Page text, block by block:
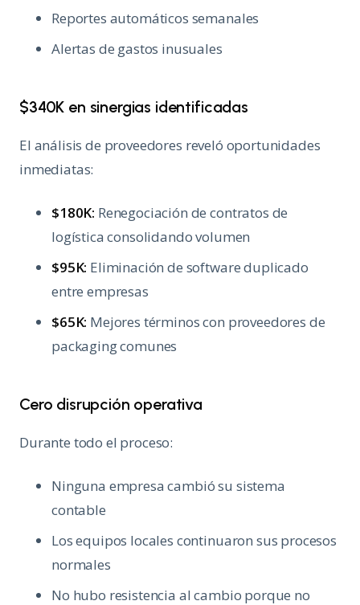
Reportes automáticos semanales
Alertas de gastos inusuales
$340K en sinergias identificadas
El análisis de proveedores reveló oportunidades
inmediatas:
$180K: Renegociación de contratos de
logística consolidando volumen
$95K: Eliminación de software duplicado
entre empresas
$65K: Mejores términos con proveedores de
packaging comunes
Cero disrupción operativa
Durante todo el proceso:
Ninguna empresa cambió su sistema
contable
Los equipos locales continuaron sus procesos
normales
No hubo resistencia al cambio porque no